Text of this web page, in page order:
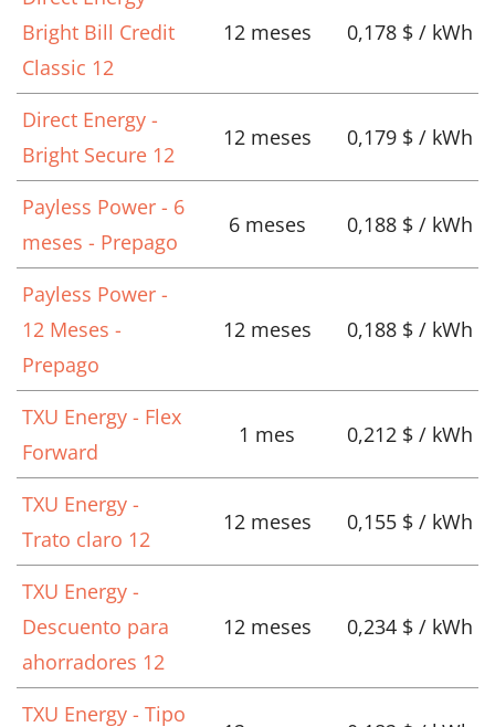
Bright Bill Credit
Classic 12
12 meses 0,178 $ / kWh
Direct Energy -
Bright Secure 12
12 meses 0,179 $ / kWh
Payless Power - 6
meses - Prepago
6 meses 0,188 $ / kWh
Payless Power -
12 Meses -
Prepago
12 meses 0,188 $ / kWh
TXU Energy - Flex
Forward
1 mes 0,212 $ / kWh
TXU Energy -
Trato claro 12
12 meses 0,155 $ / kWh
TXU Energy -
Descuento para
ahorradores 12
12 meses 0,234 $ / kWh
TXU Energy - Tipo